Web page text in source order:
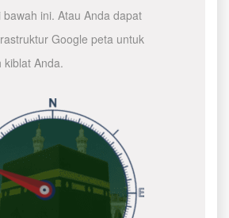
ini. Atau Anda dapat
Google peta untuk
kiblat Anda.